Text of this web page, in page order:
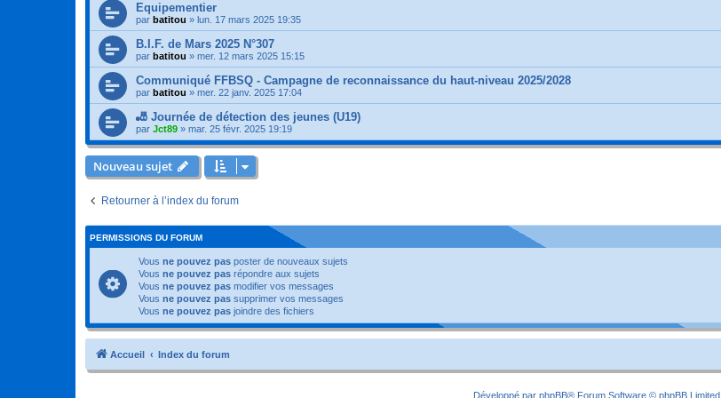
Equipementier
par batitou » lun. 17 mars 2025 19:35
B.I.F. de Mars 2025 N°307
par batitou » mer. 12 mars 2025 15:15
Communiqué FFBSQ - Campagne de reconnaissance du haut-niveau 2025/2028
par batitou » mer. 22 janv. 2025 17:04
🎳 Journée de détection des jeunes (U19)
par Jct89 » mar. 25 févr. 2025 19:19
Nouveau sujet
Retourner à l’index du forum
PERMISSIONS DU FORUM
Vous ne pouvez pas poster de nouveaux sujets
Vous ne pouvez pas répondre aux sujets
Vous ne pouvez pas modifier vos messages
Vous ne pouvez pas supprimer vos messages
Vous ne pouvez pas joindre des fichiers
Accueil Index du forum
Développé par phpBB® Forum Software © phpBB Limited